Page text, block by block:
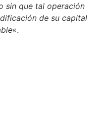
sin que tal operación
de su capital
«.